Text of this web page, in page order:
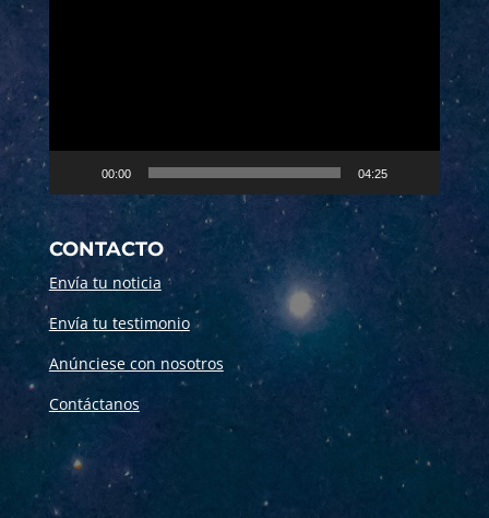
00:00 04:25
CONTACTO
Envía tu noticia
Envía tu testimonio
Anúnciese con nosotros
Contáctanos